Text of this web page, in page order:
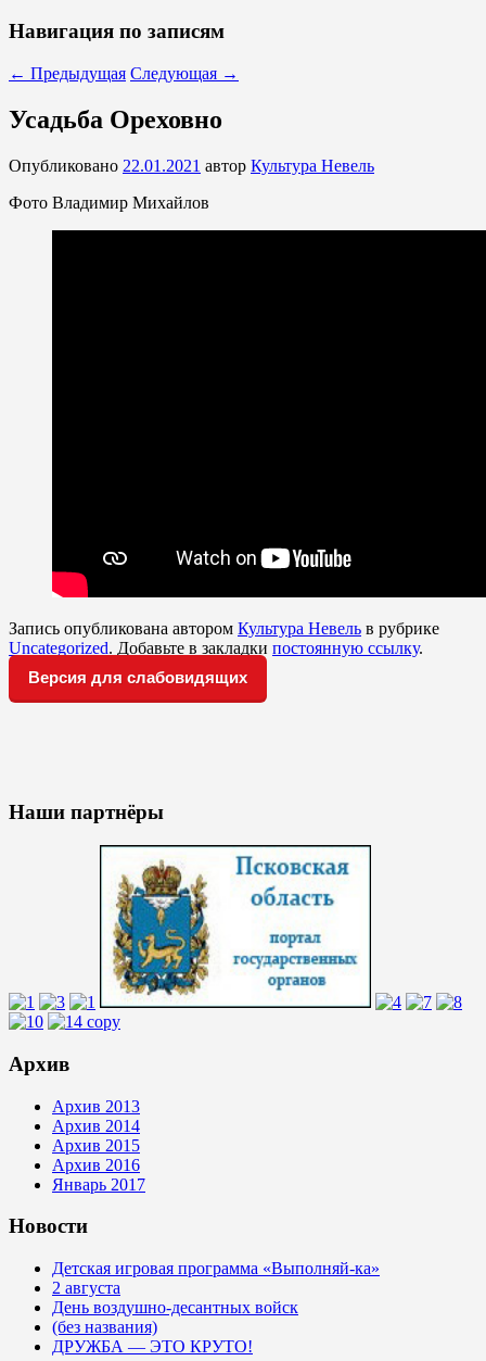
Навигация по записям
← Предыдущая Следующая →
Усадьба Ореховно
Опубликовано 22.01.2021 автор Культура Невель
Фото Владимир Михайлов
Запись опубликована автором Культура Невель в рубрике
Uncategorized. Добавьте в закладки постоянную ссылку.
Версия для слабовидящих
Наши партнёры
Архив
Архив 2013
Архив 2014
Архив 2015
Архив 2016
Январь 2017
Новости
Детская игровая программа «Выполняй-ка»
2 августа
День воздушно-десантных войск
(без названия)
ДРУЖБА — ЭТО КРУТО!